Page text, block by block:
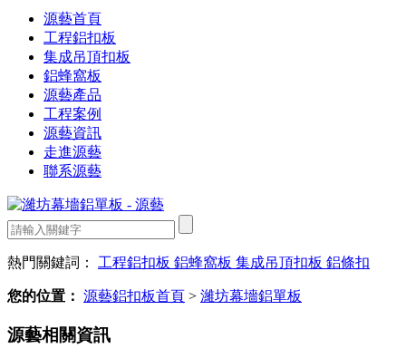
源藝首頁
工程鋁扣板
集成吊頂扣板
鋁蜂窩板
源藝產品
工程案例
源藝資訊
走進源藝
聯系源藝
熱門關鍵詞： 工程鋁扣板 鋁蜂窩板 集成吊頂扣板 鋁條扣
您的位置： 源藝鋁扣板首頁 > 濰坊幕墻鋁單板
源藝相關資訊